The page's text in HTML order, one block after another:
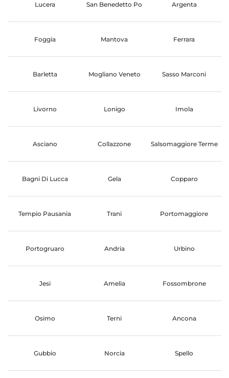
Lucera San Benedetto Po Argenta
Foggia Mantova Ferrara
Barletta Mogliano Veneto Sasso Marconi
Livorno Lonigo Imola
Asciano Collazzone Salsomaggiore Terme
Bagni Di Lucca Gela Copparo
Tempio Pausania Trani Portomaggiore
Portogruaro Andria Urbino
Jesi Amelia Fossombrone
Osimo Terni Ancona
Gubbio Norcia Spello